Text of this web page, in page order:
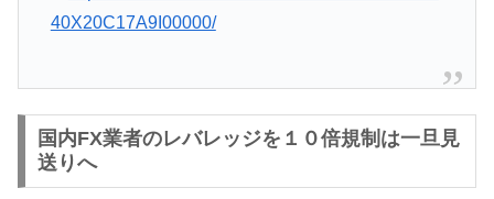
40X20C17A9I00000/
国内FX業者のレバレッジを１０倍規制は一旦見
送りへ